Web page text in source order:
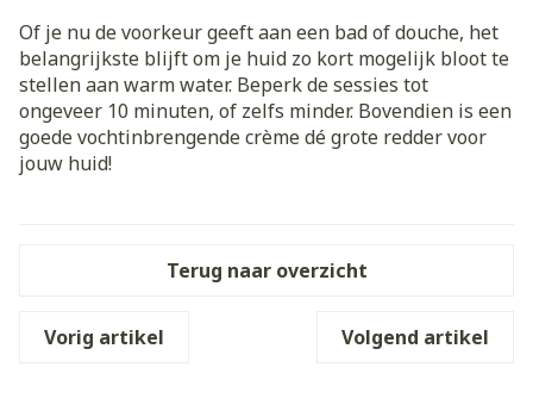
Of je nu de voorkeur geeft aan een bad of douche, het
belangrijkste blijft om je huid zo kort mogelijk bloot te
stellen aan warm water. Beperk de sessies tot
ongeveer 10 minuten, of zelfs minder. Bovendien is een
goede vochtinbrengende crème dé grote redder voor
jouw huid!
Terug naar overzicht
Vorig artikel Volgend artikel